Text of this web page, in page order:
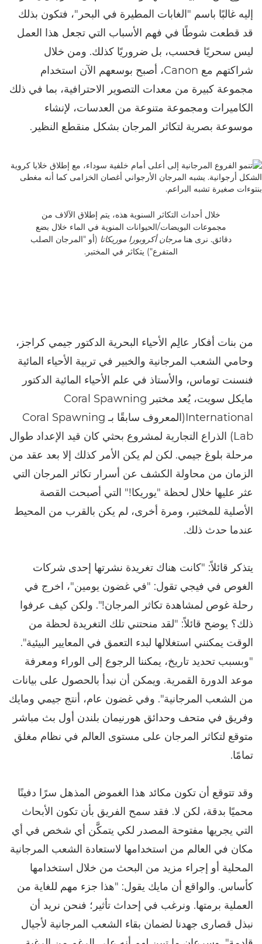
إليه غالبًا باسم "الغابات المطيرة في البحر"، فتكون بذلك
قد قطعت شوطًا في فهم الأسباب التي تجعل هذا العمل
ليس سحريًا فحسب، بل ضروريًا كذلك. ومن خلال
شراكتهم مع Canon، أصبح بوسعهم الآن استخدام
مجموعة كبيرة من معدات التصوير الاحترافية، بما في ذلك
الكاميرات ومجموعة متنوعة من العدسات، لإنشاء
موسوعة بصرية لتكاثر المرجان بشكل منقطع النظير.
خلال أحداث التكاثر السنوية هذه، يتم إطلاق الآلاف من
مجموعات البويضات/الحيوانات المنوية في الماء خلال بضع
دقائق. نرى هنا مرجان أكروبورا موريكاتا (أو "المرجان الصلب
المتفرع") يتكاثر في المختبر.
من بنات أفكار عالِم الأحياء البحرية الدكتور جيمي كراجز،
وحامي الشعب المرجانية والخبير في تربية الأحياء المائية
فنسنت توماس، والأستاذ في علم الأحياء المائية الدكتور
مايكل سويت، يُعد مختبر Coral Spawning
International(المعروف سابقًا بـ Coral Spawning
Lab) الذراع التجارية لمشروع بحثي كان قيد الإعداد طوال
مرحلة بلوغ جيمي. لكن لم يكن الأمر كذلك إلا بعد عقد من
الزمان من محاولة الكشف عن أسرار تكاثر المرجان التي
عثر عليها خلال لحظة "يوريكا!" التي أصبحت القصة
الأصلية للمختبر، ومرة أخرى، لم يكن بالقرب من المحيط
عندما حدث ذلك.
يتذكر قائلاً: "كانت هناك تغريدة نشرتها إحدى شركات
الغوص في فيجي تقول: "في غضون يومين"، اخرج في
رحلة غوص لمشاهدة تكاثر المرجان!". ولكن كيف عرفوا
ذلك؟ يوضح قائلاً: "لقد منحتني تلك التغريدة لحظة من
الوقت يمكنني استغلالها لبدء التعمق في المعايير البيئية".
"وبسبب تحديد تاريخ، يمكننا الرجوع إلى الوراء ومعرفة
موعد الدورة القمرية. ويمكن أن نبدأ بالحصول على بيانات
من الشعب المرجانية". وفي غضون عام، أنتج جيمي ومايك
وفريق في متحف وحدائق هورنيمان بلندن أول بث مباشر
متوقع لتكاثر المرجان على مستوى العالم في نظام مغلق
تمامًا.
وقد تتوقع أن تكون مكائد هذا الغموض المذهل سرًا دفينًا
محميًا بدقة، لكن لا. فقد سمح الفريق بأن تكون الأبحاث
التي يجريها مفتوحة المصدر لكي يتمكَّن أي شخص في أي
مكان في العالم من استخدامها لاستعادة الشعب المرجانية
المحلية أو إجراء مزيد من البحث من خلال استخدامها
كأساس. والواقع أن مايك يقول: "هذا جزء مهم للغاية من
العملية برمتها. ونرغب في إحداث تأثير؛ فنحن نريد أن
نبذل قصارى جهدنا لضمان بقاء الشعب المرجانية لأجيال